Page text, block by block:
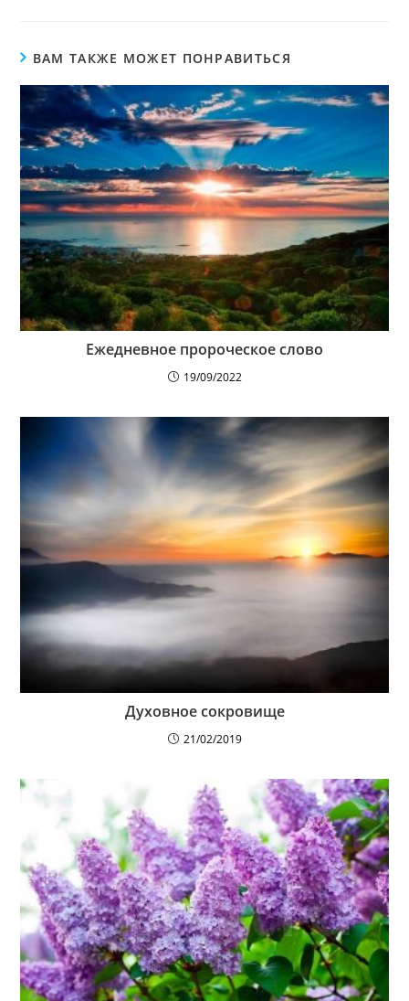
ВАМ ТАКЖЕ МОЖЕТ ПОНРАВИТЬСЯ
Ежедневное пророческое слово
19/09/2022
Духовное сокровище
21/02/2019